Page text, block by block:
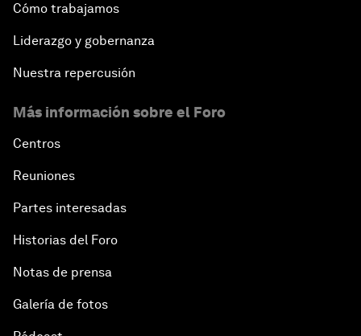
Cómo trabajamos
Liderazgo y gobernanza
Nuestra repercusión
Más información sobre el Foro
Centros
Reuniones
Partes interesadas
Historias del Foro
Notas de prensa
Galería de fotos